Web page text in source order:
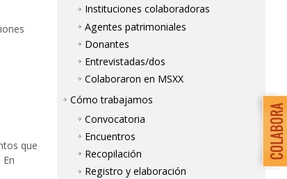
Instituciones colaboradoras
Agentes patrimoniales
Donantes
Entrevistadas/dos
Colaboraron en MSXX
Cómo trabajamos
Convocatoria
Encuentros
Recopilación
Registro y elaboración
que